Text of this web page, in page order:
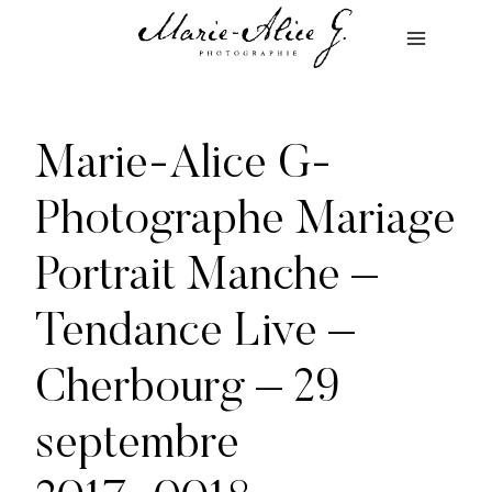
Marie-Alice G-
Photographe Mariage
Portrait Manche –
Tendance Live –
Cherbourg – 29
septembre